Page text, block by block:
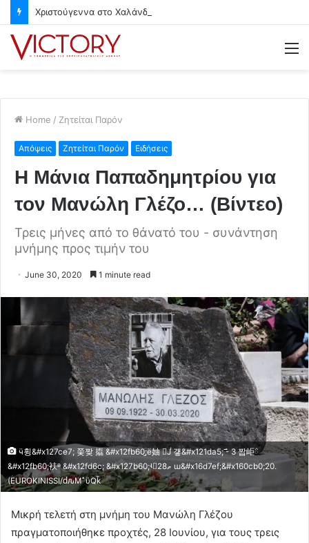
Home / Ζητείται Παρόν
Απόψεις Ζητείται Παρόν Ειδήσεις
Η Μάνια Παπαδημητρίου για
τον Μανώλη Γλέζο… (Βίντεο)
Τρεις μήνες από το θάνατό του - συνάντηση
μνήμης προς τιμήν του
June 30, 2020 1 minute read
ӵ휭&#x127ce7; 쭞짲 㩡 &#x12fb60;̮ë妯 󴯠J ͥ걯&#x121da5;߯ - 3 짭岠ᰯ
&#x12fb60;衭ᴯ &#x12fd6c; &#x127b60;ʵ񩡪ޠ28 ɯ&#x16d7ef;&#x160cb0;20.
(EUROKINISSI/ԁԉM`̐ϋQǩ
Μικρή τελετή στη μνήμη του Μανώλη Γλέζου
πραγματοποιήθηκε προχτές, 28 Ιουνίου, για τους τρεις